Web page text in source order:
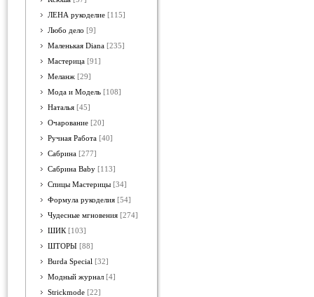
ЛЕНА рукоделие [115]
Любо дело [9]
Маленькая Diana [235]
Мастерица [91]
Меланж [29]
Мода и Модель [108]
Наталья [45]
Очарование [20]
Ручная Работа [40]
Сабрина [277]
Сабрина Baby [113]
Спицы Мастерицы [34]
Формула рукоделия [54]
Чудесные мгновения [274]
ШИК [103]
ШТОРЫ [88]
Burda Special [32]
Модный журнал [4]
Strickmode [22]